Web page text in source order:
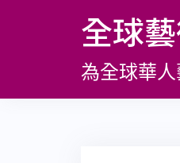
全球
為全球華